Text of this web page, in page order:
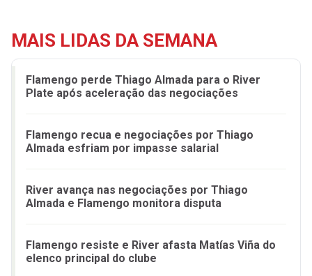
MAIS LIDAS DA SEMANA
Flamengo perde Thiago Almada para o River
Plate após aceleração das negociações
Flamengo recua e negociações por Thiago
Almada esfriam por impasse salarial
River avança nas negociações por Thiago
Almada e Flamengo monitora disputa
Flamengo resiste e River afasta Matías Viña do
elenco principal do clube